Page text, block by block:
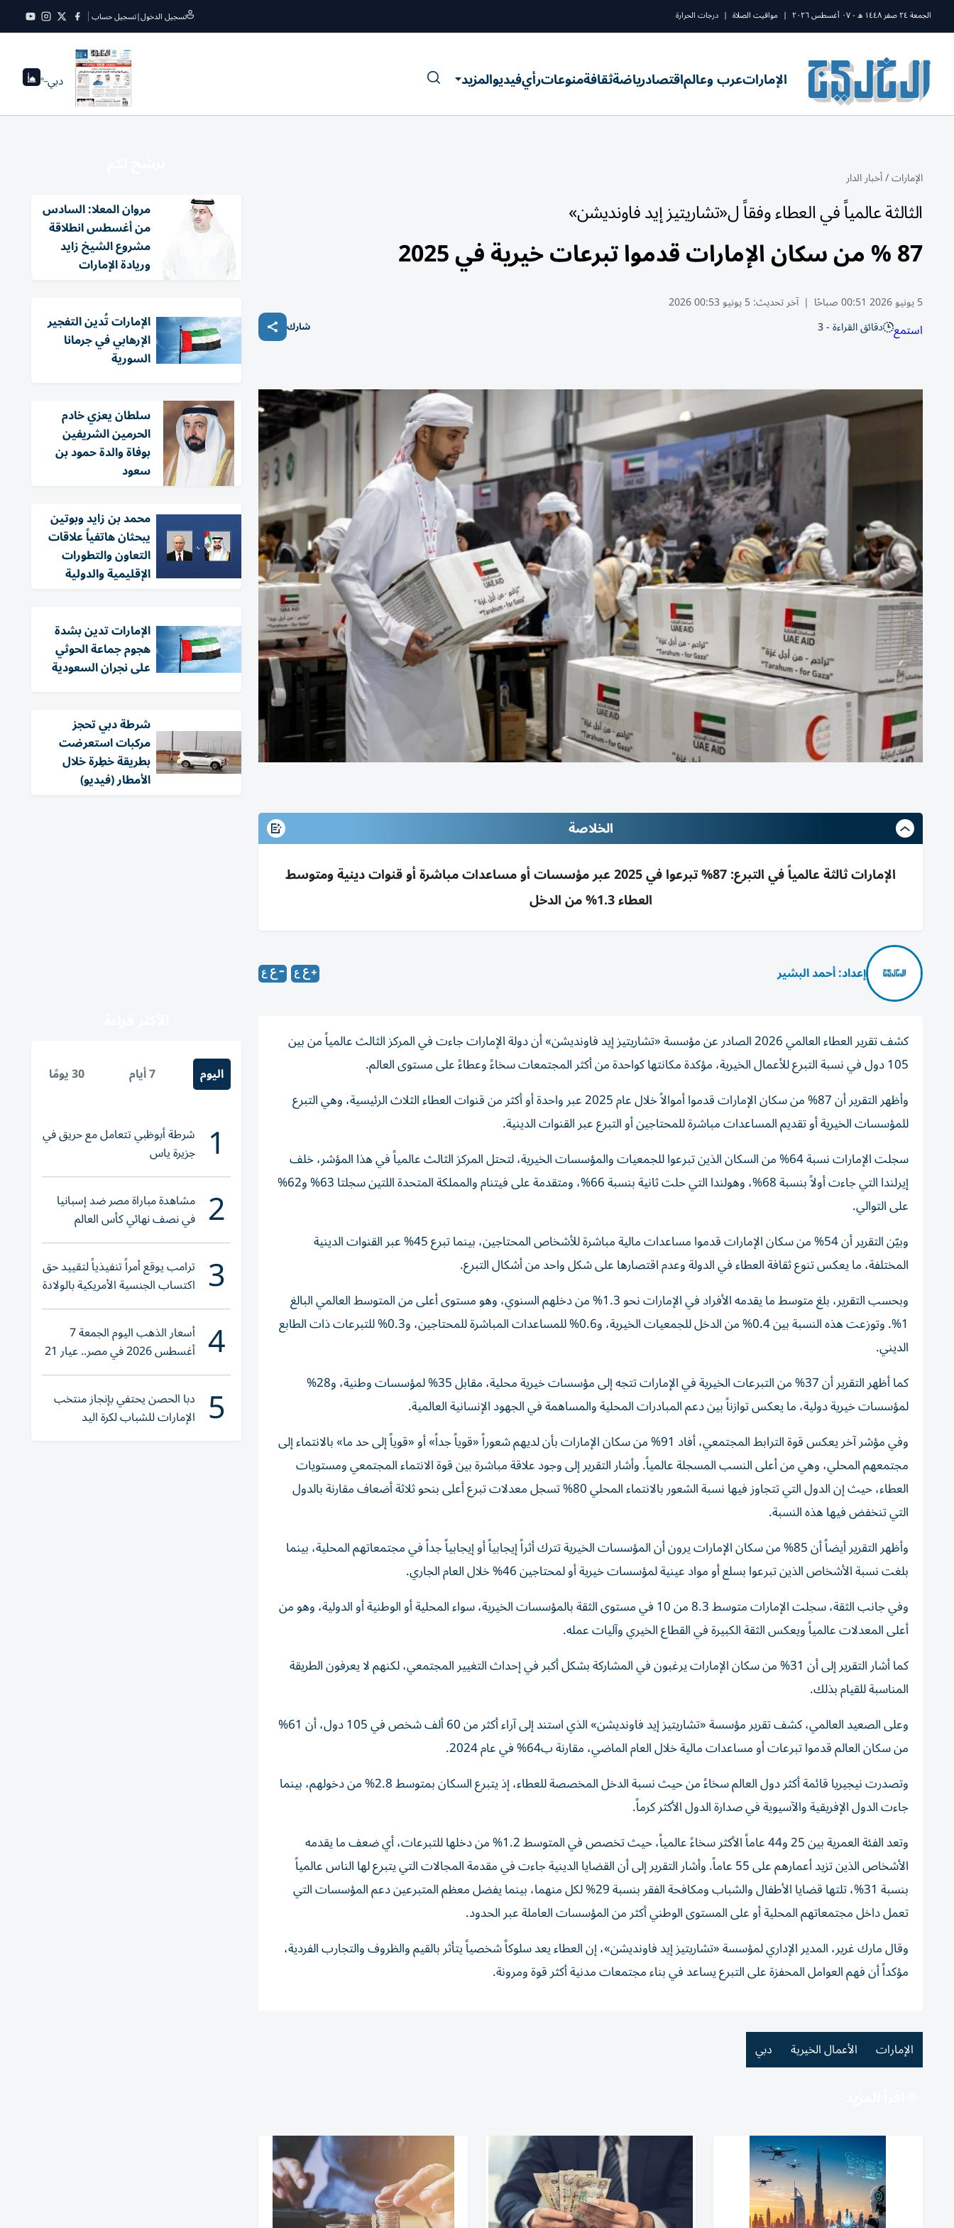
الجمعة ٢٤ صفر ١٤٤٨ ه - ٠٧ أغسطس ٢٠٢٦ | مواقيت الصلاة | درجات الحرارة تسجيل الدخول|تسجيل حساب
الإماراتعرب وعالماقتصادرياضةثقافةمنوعاترأيفيديوالمزيد دبي--°
الإمارات/أخبار الدار
الثالثة عالمياً في العطاء وفقاً ل«تشاريتيز إيد فاونديشن»
87 % من سكان الإمارات قدموا تبرعات خيرية في 2025
5 يونيو 2026 00:51 صباحًا | آخر تحديث:5 يونيو 00:53 2026
استمع دقائق القراءة - 3 شارك
الخلاصة
الإمارات ثالثة عالمياً في التبرع: 87% تبرعوا في 2025 عبر مؤسسات أو مساعدات مباشرة أو قنوات دينية ومتوسط
العطاء 1.3% من الدخل
إعداد: أحمد البشير
كشف تقرير العطاء العالمي 2026 الصادر عن مؤسسة «تشاريتيز إيد فاونديشن» أن دولة الإمارات جاءت في المركز الثالث عالمياً من بين
105 دول في نسبة التبرع للأعمال الخيرية، مؤكدة مكانتها كواحدة من أكثر المجتمعات سخاءً وعطاءً على مستوى العالم.
وأظهر التقرير أن 87% من سكان الإمارات قدموا أموالاً خلال عام 2025 عبر واحدة أو أكثر من قنوات العطاء الثلاث الرئيسية، وهي التبرع
للمؤسسات الخيرية أو تقديم المساعدات مباشرة للمحتاجين أو التبرع عبر القنوات الدينية.
سجلت الإمارات نسبة 64% من السكان الذين تبرعوا للجمعيات والمؤسسات الخيرية، لتحتل المركز الثالث عالمياً في هذا المؤشر، خلف
إيرلندا التي جاءت أولاً بنسبة 68%، وهولندا التي حلت ثانية بنسبة 66%، ومتقدمة على فيتنام والمملكة المتحدة اللتين سجلتا 63% و62%
على التوالي.
وبيّن التقرير أن 54% من سكان الإمارات قدموا مساعدات مالية مباشرة للأشخاص المحتاجين، بينما تبرع 45% عبر القنوات الدينية
المختلفة، ما يعكس تنوع ثقافة العطاء في الدولة وعدم اقتصارها على شكل واحد من أشكال التبرع.
وبحسب التقرير، بلغ متوسط ما يقدمه الأفراد في الإمارات نحو 1.3% من دخلهم السنوي، وهو مستوى أعلى من المتوسط العالمي البالغ
1%. وتوزعت هذه النسبة بين 0.4% من الدخل للجمعيات الخيرية، و0.6% للمساعدات المباشرة للمحتاجين، و0.3% للتبرعات ذات الطابع
الديني.
كما أظهر التقرير أن 37% من التبرعات الخيرية في الإمارات تتجه إلى مؤسسات خيرية محلية، مقابل 35% لمؤسسات وطنية، و28%
لمؤسسات خيرية دولية، ما يعكس توازناً بين دعم المبادرات المحلية والمساهمة في الجهود الإنسانية العالمية.
وفي مؤشر آخر يعكس قوة الترابط المجتمعي، أفاد 91% من سكان الإمارات بأن لديهم شعوراً «قوياً جداً» أو «قوياً إلى حد ما» بالانتماء إلى
مجتمعهم المحلي، وهي من أعلى النسب المسجلة عالمياً. وأشار التقرير إلى وجود علاقة مباشرة بين قوة الانتماء المجتمعي ومستويات
العطاء، حيث إن الدول التي تتجاوز فيها نسبة الشعور بالانتماء المحلي 80% تسجل معدلات تبرع أعلى بنحو ثلاثة أضعاف مقارنة بالدول
التي تنخفض فيها هذه النسبة.
وأظهر التقرير أيضاً أن 85% من سكان الإمارات يرون أن المؤسسات الخيرية تترك أثراً إيجابياً أو إيجابياً جداً في مجتمعاتهم المحلية، بينما
بلغت نسبة الأشخاص الذين تبرعوا بسلع أو مواد عينية لمؤسسات خيرية أو لمحتاجين 46% خلال العام الجاري.
وفي جانب الثقة، سجلت الإمارات متوسط 8.3 من 10 في مستوى الثقة بالمؤسسات الخيرية، سواء المحلية أو الوطنية أو الدولية، وهو من
أعلى المعدلات عالمياً ويعكس الثقة الكبيرة في القطاع الخيري وآليات عمله.
كما أشار التقرير إلى أن 31% من سكان الإمارات يرغبون في المشاركة بشكل أكبر في إحداث التغيير المجتمعي، لكنهم لا يعرفون الطريقة
المناسبة للقيام بذلك.
وعلى الصعيد العالمي، كشف تقرير مؤسسة «تشاريتيز إيد فاونديشن» الذي استند إلى آراء أكثر من 60 ألف شخص في 105 دول، أن 61%
من سكان العالم قدموا تبرعات أو مساعدات مالية خلال العام الماضي، مقارنة ب64% في عام 2024.
وتصدرت نيجيريا قائمة أكثر دول العالم سخاءً من حيث نسبة الدخل المخصصة للعطاء، إذ يتبرع السكان بمتوسط 2.8% من دخولهم، بينما
جاءت الدول الإفريقية والآسيوية في صدارة الدول الأكثر كرماً.
وتعد الفئة العمرية بين 25 و44 عاماً الأكثر سخاءً عالمياً، حيث تخصص في المتوسط 1.2% من دخلها للتبرعات، أي ضعف ما يقدمه
الأشخاص الذين تزيد أعمارهم على 55 عاماً. وأشار التقرير إلى أن القضايا الدينية جاءت في مقدمة المجالات التي يتبرع لها الناس عالمياً
بنسبة 31%، تلتها قضايا الأطفال والشباب ومكافحة الفقر بنسبة 29% لكل منهما، بينما يفضل معظم المتبرعين دعم المؤسسات التي
تعمل داخل مجتمعاتهم المحلية أو على المستوى الوطني أكثر من المؤسسات العاملة عبر الحدود.
وقال مارك غرير، المدير الإداري لمؤسسة «تشاريتيز إيد فاونديشن»، إن العطاء يعد سلوكاً شخصياً يتأثر بالقيم والظروف والتجارب الفردية،
مؤكداً أن فهم العوامل المحفزة على التبرع يساعد في بناء مجتمعات مدنية أكثر قوة ومرونة.
الإمارات الأعمال الخيرية دبي
مروان المعلا: السادس
من أغسطس انطلاقة
مشروع الشيخ زايد
وريادة الإمارات
الإمارات تُدين التفجير
الإرهابي في جرمانا
السورية
سلطان يعزي خادم
الحرمين الشريفين
بوفاة والدة حمود بن
سعود
محمد بن زايد وبوتين
يبحثان هاتفياً علاقات
التعاون والتطورات
الإقليمية والدولية
الإمارات تدين بشدة
هجوم جماعة الحوثي
على نجران السعودية
شرطة دبي تحجز
مركبات استعرضت
بطريقة خطِرة خلال
الأمطار (فيديو)
اليوم 7 أيام 30 يومًا
1 شرطة أبوظبي تتعامل مع حريق في
جزيرة ياس
2 مشاهدة مباراة مصر ضد إسبانيا
في نصف نهائي كأس العالم
لناشئات اليد 2026
3 ترامب يوقع أمراً تنفيذياً لتقييد حق
اكتساب الجنسية الأمريكية بالولادة
4 أسعار الذهب اليوم الجمعة 7
أغسطس 2026 في مصر.. عيار 21
يقترب من هذا الرقم
5 دبا الحصن يحتفي بإنجاز منتخب
الإمارات للشباب لكرة اليد